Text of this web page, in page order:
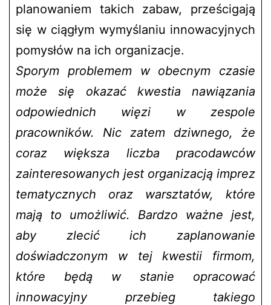
planowaniem takich zabaw, prześcigają
się w ciągłym wymyślaniu innowacyjnych
pomysłów na ich organizacje.
Sporym problemem w obecnym czasie
może się okazać kwestia nawiązania
odpowiednich więzi w zespole
pracowników. Nic zatem dziwnego, że
coraz większa liczba pracodawców
zainteresowanych jest organizacją imprez
tematycznych oraz warsztatów, które
mają to umożliwić. Bardzo ważne jest,
aby zlecić ich zaplanowanie
doświadczonym w tej kwestii firmom,
które będą w stanie opracować
innowacyjny przebieg takiego